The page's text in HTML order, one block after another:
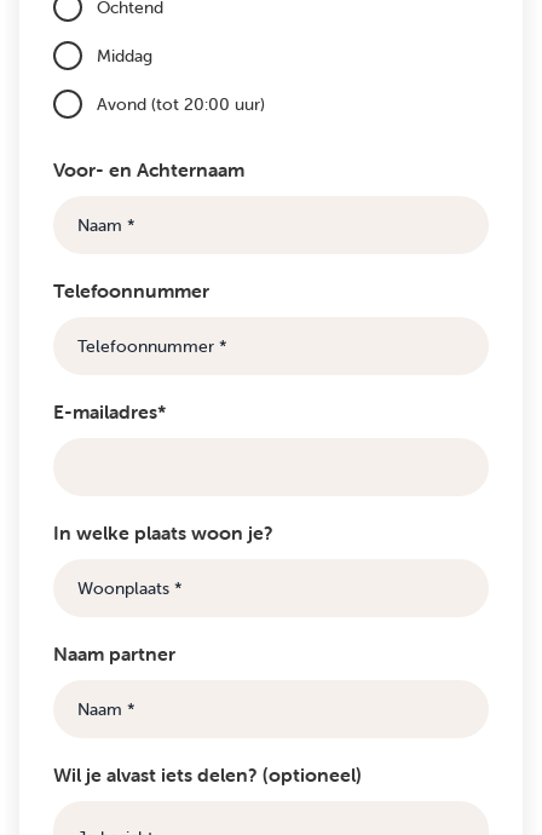
Ochtend
Middag
Avond (tot 20:00 uur)
Voor- en Achternaam
Telefoonnummer
E-mailadres*
In welke plaats woon je?
Naam partner
Wil je alvast iets delen? (optioneel)